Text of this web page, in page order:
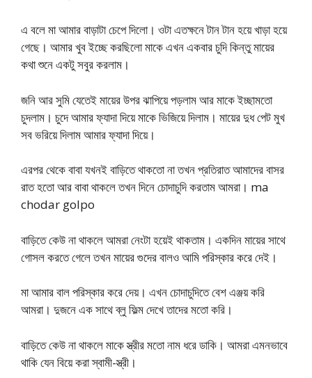
এ বলে মা আমার বাড়াটা চেপে দিলো। ওটা এতক্ষনে টান টান হয়ে খাড়া হয়ে
গেছে। আমার খুব ইচ্ছে করছিলো মাকে এখন একবার চুদি কিন্তু মায়ের
কথা শুনে একটু সবুর করলাম।
জনি আর সুমি যেতেই মায়ের উপর ঝাপিয়ে পড়লাম আর মাকে ইচ্ছামতো
চুদলাম। চুদে আমার ফ্যাদা দিয়ে মাকে ভিজিয়ে দিলাম। মায়ের দুধ পেট মুখ
সব ভরিয়ে দিলাম আমার ফ্যাদা দিয়ে।
এরপর থেকে বাবা যখনই বাড়িতে থাকতো না তখন প্রতিরাত আমাদের বাসর
রাত হতো আর বাবা থাকলে তখন দিনে চোদাচুদি করতাম আমরা। ma
chodar golpo
বাড়িতে কেউ না থাকলে আমরা নেংটা হয়েই থাকতাম। একদিন মায়ের সাথে
গোসল করতে গেলে তখন মায়ের গুদের বালও আমি পরিস্কার করে দেই।
মা আমার বাল পরিস্কার করে দেয়। এখন চোদাচুদিতে বেশ এঞ্জয় করি
আমরা। দুজনে এক সাথে ব্লু ফিল্ম দেখে তাদের মতো করি।
বাড়িতে কেউ না থাকলে মাকে স্ত্রীর মতো নাম ধরে ডাকি। আমরা এমনভাবে
থাকি যেন বিয়ে করা স্বামী-স্ত্রী।